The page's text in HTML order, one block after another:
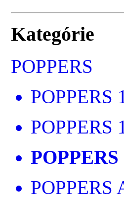
Kategórie
POPPERS
POPPERS
POPPERS
POPPERS